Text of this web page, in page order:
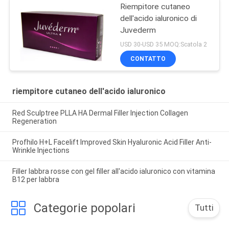
Riempitore cutaneo
dell'acido ialuronico di
Juvederm
USD 30-USD 35 MOQ:Scatola 2
CONTATTO
riempitore cutaneo dell'acido ialuronico
Red Sculptree PLLA HA Dermal Filler Injection Collagen
Regeneration
Profhilo H+L Facelift Improved Skin Hyaluronic Acid Filler Anti-
Wrinkle Injections
Filler labbra rosse con gel filler all'acido ialuronico con vitamina
B12 per labbra
Categorie popolari Tutti